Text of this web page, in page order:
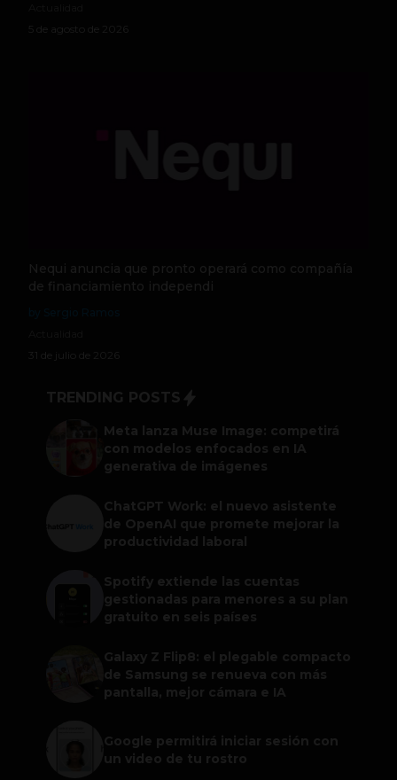
5 de agosto de 2026
Nequi anuncia que pronto operará como compañía
de financiamiento independi
31 de julio de 2026
TRENDING POSTS
Meta lanza Muse Image: competirá
con modelos enfocados en IA
generativa de imágenes
ChatGPT Work: el nuevo asistente
de OpenAI que promete mejorar la
productividad laboral
Spotify extiende las cuentas
gestionadas para menores a su plan
gratuito en seis países
Galaxy Z Flip8: el plegable compacto
de Samsung se renueva con más
pantalla, mejor cámara e IA
Google permitirá iniciar sesión con
un video de tu rostro